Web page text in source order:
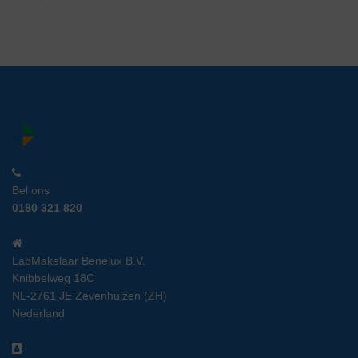
Bel ons
0180 321 820
LabMakelaar Benelux B.V.
Knibbelweg 18C
NL-2761 JE Zevenhuizen (ZH)
Nederland